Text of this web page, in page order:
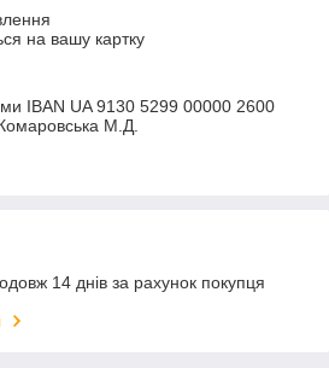
на вашу картку
IBAN UA 9130 5299 00000 2600
М.Д.
14 днів за рахунок покупця